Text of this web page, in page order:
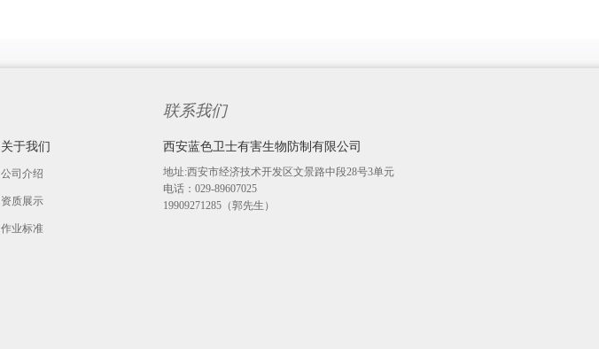
关于我们
公司介绍
资质展示
作业标准
联系我们
西安蓝色卫士有害生物防制有限公司
地址:西安市经济技术开发区文景路中段28号3单元
电话：029-89607025
19909271285（郭先生）